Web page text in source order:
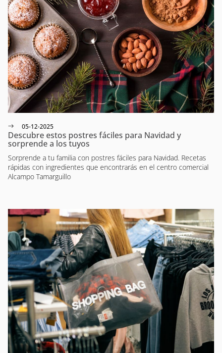
05-12-2025
Descubre estos postres fáciles para Navidad y
sorprende a los tuyos
Sorprende a tu familia con postres fáciles para Navidad. Recetas
rápidas con ingredientes que encontrarás en el centro comercial
Alcampo Tamarguillo